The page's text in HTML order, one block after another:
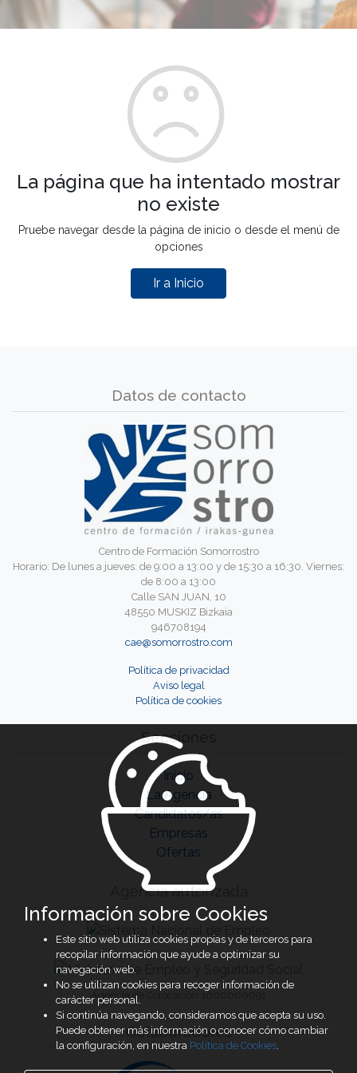
La página que ha intentado mostrar
no existe
Pruebe navegar desde la página de inicio o desde el menú de
opciones
Ir a Inicio
Datos de contacto
Centro de Formación Somorrostro
Horario: De lunes a jueves: de 9:00 a 13:00 y de 15:30 a 16:30. Viernes:
de 8:00 a 13:00
Calle SAN JUAN, 10
48550 MUSKIZ Bizkaia
946708194
cae@somorrostro.com
Política de privacidad
Aviso legal
Política de cookies
Secciones
Inicio
La Agencia
Candidatos/as
Empresas
Ofertas
Agencia autorizada
Agencia de Colocación 1600000091
Colaboradores
Información sobre Cookies
Este sitio web utiliza cookies propias y de terceros para
recopilar información que ayude a optimizar su
navegación web.
No se utilizan cookies para recoger información de
carácter personal.
Si continúa navegando, consideramos que acepta su uso.
Puede obtener más información o conocer cómo cambiar
la configuración, en nuestra Política de Cookies.